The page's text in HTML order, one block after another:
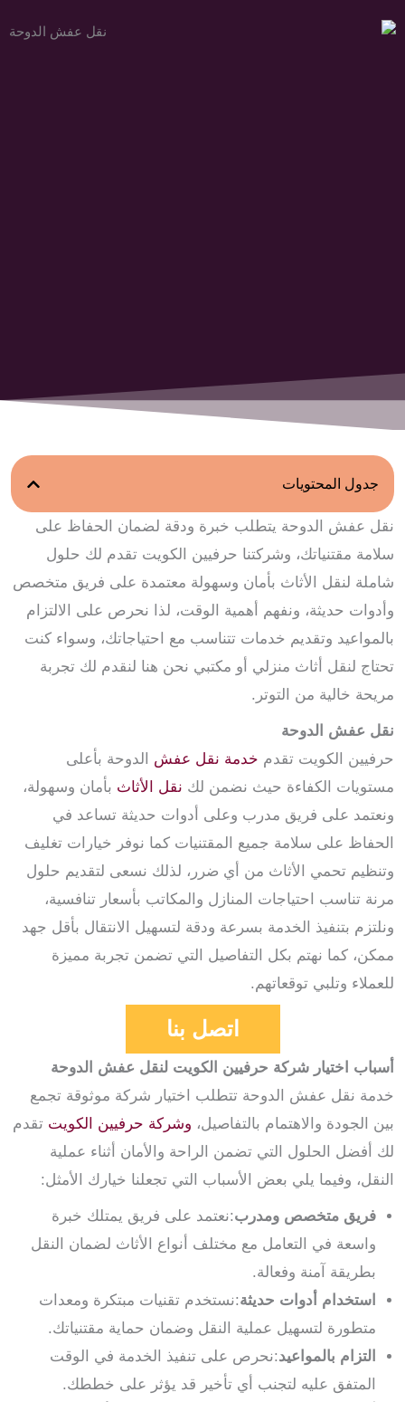
جدول المحتويات
نقل عفش الدوحة يتطلب خبرة ودقة لضمان الحفاظ على
سلامة مقتنياتك، وشركتنا حرفيين الكويت تقدم لك حلول
شاملة لنقل الأثاث بأمان وسهولة معتمدة على فريق متخصص
وأدوات حديثة، ونفهم أهمية الوقت، لذا نحرص على الالتزام
بالمواعيد وتقديم خدمات تتناسب مع احتياجاتك، وسواء كنت
تحتاج لنقل أثاث منزلي أو مكتبي نحن هنا لنقدم لك تجربة
مريحة خالية من التوتر.
نقل عفش الدوحة
حرفيين الكويت تقدم خدمة نقل عفش الدوحة بأعلى
مستويات الكفاءة حيث نضمن لك نقل الأثاث بأمان وسهولة،
ونعتمد على فريق مدرب وعلى أدوات حديثة تساعد في
الحفاظ على سلامة جميع المقتنيات كما نوفر خيارات تغليف
وتنظيم تحمي الأثاث من أي ضرر، لذلك نسعى لتقديم حلول
مرنة تناسب احتياجات المنازل والمكاتب بأسعار تنافسية،
ونلتزم بتنفيذ الخدمة بسرعة ودقة لتسهيل الانتقال بأقل جهد
ممكن، كما نهتم بكل التفاصيل التي تضمن تجربة مميزة
للعملاء وتلبي توقعاتهم.
اتصل بنا
أسباب اختيار شركة حرفيين الكويت لنقل عفش الدوحة
خدمة نقل عفش الدوحة تتطلب اختيار شركة موثوقة تجمع
بين الجودة والاهتمام بالتفاصيل، وشركة حرفيين الكويت تقدم
لك أفضل الحلول التي تضمن الراحة والأمان أثناء عملية
النقل، وفيما يلي بعض الأسباب التي تجعلنا خيارك الأمثل:
فريق متخصص ومدرب:نعتمد على فريق يمتلك خبرة
واسعة في التعامل مع مختلف أنواع الأثاث لضمان النقل
بطريقة آمنة وفعالة.
استخدام أدوات حديثة:نستخدم تقنيات مبتكرة ومعدات
متطورة لتسهيل عملية النقل وضمان حماية مقتنياتك.
التزام بالمواعيد:نحرص على تنفيذ الخدمة في الوقت
المتفق عليه لتجنب أي تأخير قد يؤثر على خططك.